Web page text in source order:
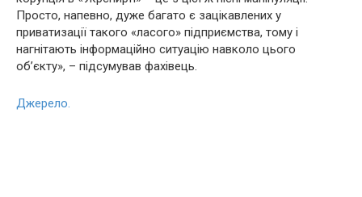
Просто, напевно, дуже багато є зацікавлених у
приватизації такого «ласого» підприємства, тому і
нагнітають інформаційно ситуацію навколо цього
об’єкту», – підсумував фахівець.
Джерело.